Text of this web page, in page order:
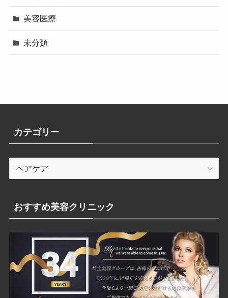
美容医療
未分類
カテゴリー
リ
ー
おすすめ美容クリニック